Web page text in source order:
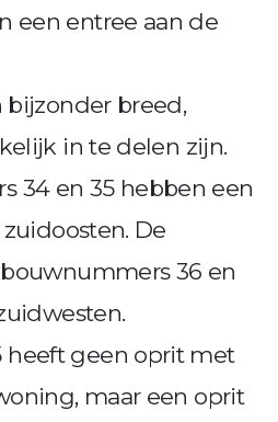
een entree aan de
breed,
in te delen zijn.
34 en 35 hebben een
De
36 en
heeft geen oprit met
maar een oprit